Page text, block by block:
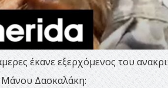
έκανε εξερχόμενος του
Δασκαλάκη: